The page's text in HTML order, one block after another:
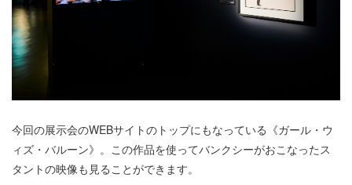
今回の展示会のWEBサイトのトップにもなっている《ガール・ウ
ィズ・バルーン》。この作品を使ってバンクシーがおこなったス
タントの映像も見ることができます。